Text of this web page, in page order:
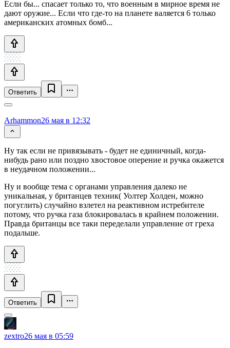
Если бы... спасает только то, что военным в мирное время не
дают оружие... Если что где-то на планете валяется 6 только
американских атомных бомб...
Ответить
Arhammon26 мая в 12:32
Ну так если не привязывать - будет не единичный, когда-
нибудь рано или поздно хвостовое оперение и ручка окажется
в неудачном положении...
Ну и вообще тема с органами управления далеко не
уникальная, у британцев техник( Уолтер Холден, можно
погуглить) случайно взлетел на реактивном истребителе
потому, что ручка газа блокировалась в крайнем положении.
Правда британцы все таки переделали управление от греха
подальше.
Ответить
zextro26 мая в 05:59